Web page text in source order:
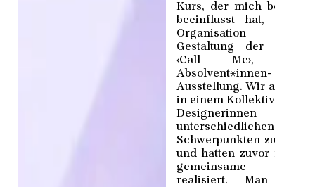
Kurs, der mich
beeinflusst hat, war
Organisation
Gestaltung der
‹Call Me›,
Absolvent*innen-
Ausstellung. Wir
in einem Kollektiv von
Designerinnen
unterschiedlichen
Schwerpunkten
und hatten zuvor noch
gemeinsame
realisiert. Man